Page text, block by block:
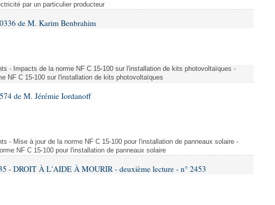
par un particulier producteur
de M. Karim Benbrahim
- Impacts de la norme NF C 15-100 sur l'installation de kits photovoltaïques -
NF C 15-100 sur l'installation de kits photovoltaïques
de M. Jérémie Iordanoff
- Mise à jour de la norme NF C 15-100 pour l'installation de panneaux solaire -
NF C 15-100 pour l'installation de panneaux solaire
- DROIT À L'AIDE À MOURIR - deuxième lecture - n° 2453